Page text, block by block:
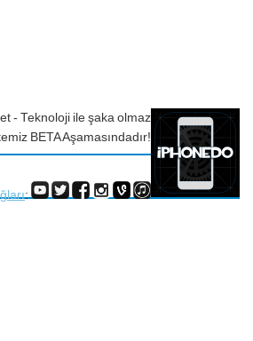
- Teknoloji ile şaka olmaz
BETA Aşamasındadır!
: